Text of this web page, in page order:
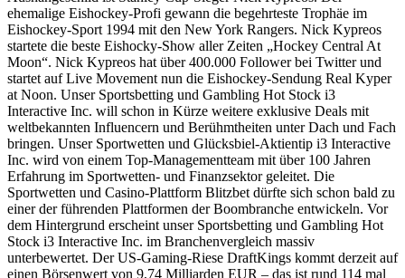
ehemalige Eishockey-Profi gewann die begehrteste Trophäe im
Eishockey-Sport 1994 mit den New York Rangers. Nick Kypreos
startete die beste Eishocky-Show aller Zeiten „Hockey Central At
Moon“. Nick Kypreos hat über 400.000 Follower bei Twitter und
startet auf Live Movement nun die Eishockey-Sendung Real Kyper
at Noon. Unser Sportsbetting und Gambling Hot Stock i3
Interactive Inc. will schon in Kürze weitere exklusive Deals mit
weltbekannten Influencern und Berühmtheiten unter Dach und Fach
bringen. Unser Sportwetten und Glücksbiel-Aktientip i3 Interactive
Inc. wird von einem Top-Managementteam mit über 100 Jahren
Erfahrung im Sportwetten- und Finanzsektor geleitet. Die
Sportwetten und Casino-Plattform Blitzbet dürfte sich schon bald zu
einer der führenden Plattformen der Boombranche entwickeln. Vor
dem Hintergrund erscheint unser Sportsbetting und Gambling Hot
Stock i3 Interactive Inc. im Branchenvergleich massiv
unterbewertet. Der US-Gaming-Riese DraftKings kommt derzeit auf
einen Börsenwert von 9,74 Milliarden EUR – das ist rund 114 mal